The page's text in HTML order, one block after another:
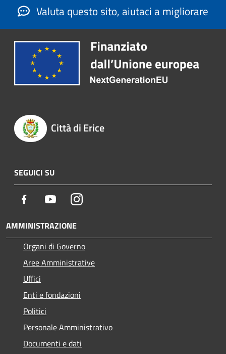
Valuta questo sito, aiutaci a migliorare
Città di Erice
SEGUICI SU
Facebook YoutubeInstagram
AMMINISTRAZIONE
Organi di Governo
Aree Amministrative
Uffici
Enti e fondazioni
Politici
Personale Amministrativo
Documenti e dati